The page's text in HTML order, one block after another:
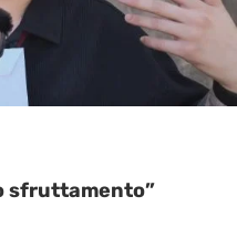
sfruttamento”